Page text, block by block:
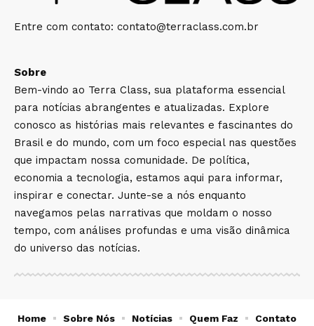
Entre com contato: contato@terraclass.com.br
Sobre
Bem-vindo ao Terra Class, sua plataforma essencial
para notícias abrangentes e atualizadas. Explore
conosco as histórias mais relevantes e fascinantes do
Brasil e do mundo, com um foco especial nas questões
que impactam nossa comunidade. De política,
economia a tecnologia, estamos aqui para informar,
inspirar e conectar. Junte-se a nós enquanto
navegamos pelas narrativas que moldam o nosso
tempo, com análises profundas e uma visão dinâmica
do universo das notícias.
Home Sobre Nós Notícias Quem Faz Contato